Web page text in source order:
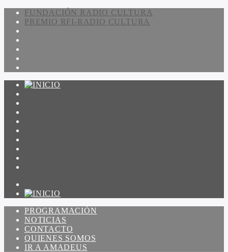
FUNDACIÓN RADIO CULTURA
PREMIO RFI-RADIO CULTURA
PROGRAMACIÓN
NOTICIAS
CONTACTO
QUIENES SOMOS
IR A AMADEUS